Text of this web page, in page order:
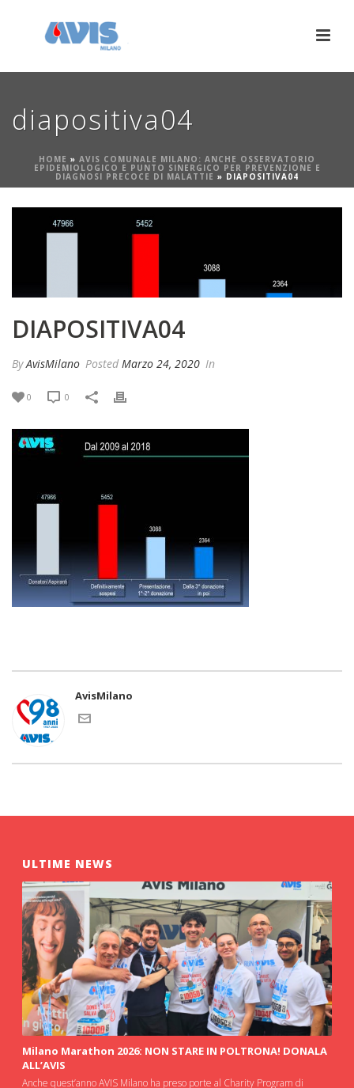
diapositiva04
HOME » AVIS COMUNALE MILANO: ANCHE OSSERVATORIO
EPIDEMIOLOGICO E PUNTO SINERGICO PER PREVENZIONE E
DIAGNOSI PRECOCE DI MALATTIE » DIAPOSITIVA04
DIAPOSITIVA04
ByAvisMilano Posted Marzo 24, 2020 In
0 0
AvisMilano
ULTIME NEWS
Milano Marathon 2026: NON STARE IN POLTRONA! DONALA
ALL’AVIS
Anche quest’anno AVIS Milano ha preso porte al Charity Program di